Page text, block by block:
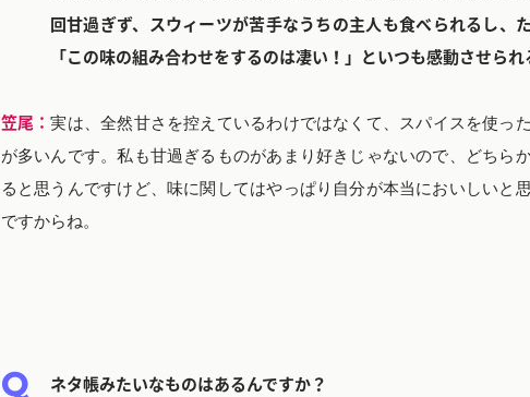
回甘過ぎず、スウィーツが苦手なうちの主人も食べられるし、
「この味の組み合わせをするのは凄い！」といつも感動させられ
笠尾：実は、全然甘さを控えているわけではなくて、スパイスを使っ
が多いんです。私も甘過ぎるものがあまり好きじゃないので、どちら
ると思うんですけど、味に関してはやっぱり自分が本当においしいと
ですからね。
ネタ帳みたいなものはあるんですか？